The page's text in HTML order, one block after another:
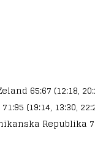
65:67 (12:18,
(19:14, 13:30,
Republika